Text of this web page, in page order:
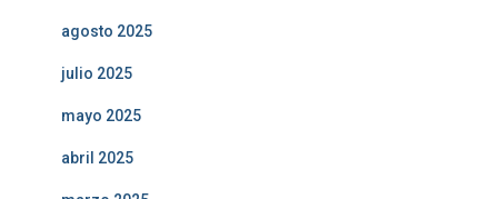
agosto 2025
julio 2025
mayo 2025
abril 2025